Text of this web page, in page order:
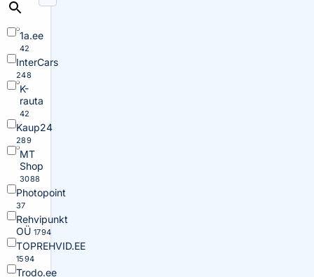
1a.ee
42
InterCars
248
K-
rauta
42
Kaup24
289
MT
Shop
3088
Photopoint
37
Rehvipunkt
OÜ 1794
TOPREHVID.EE
1594
Trodo.ee